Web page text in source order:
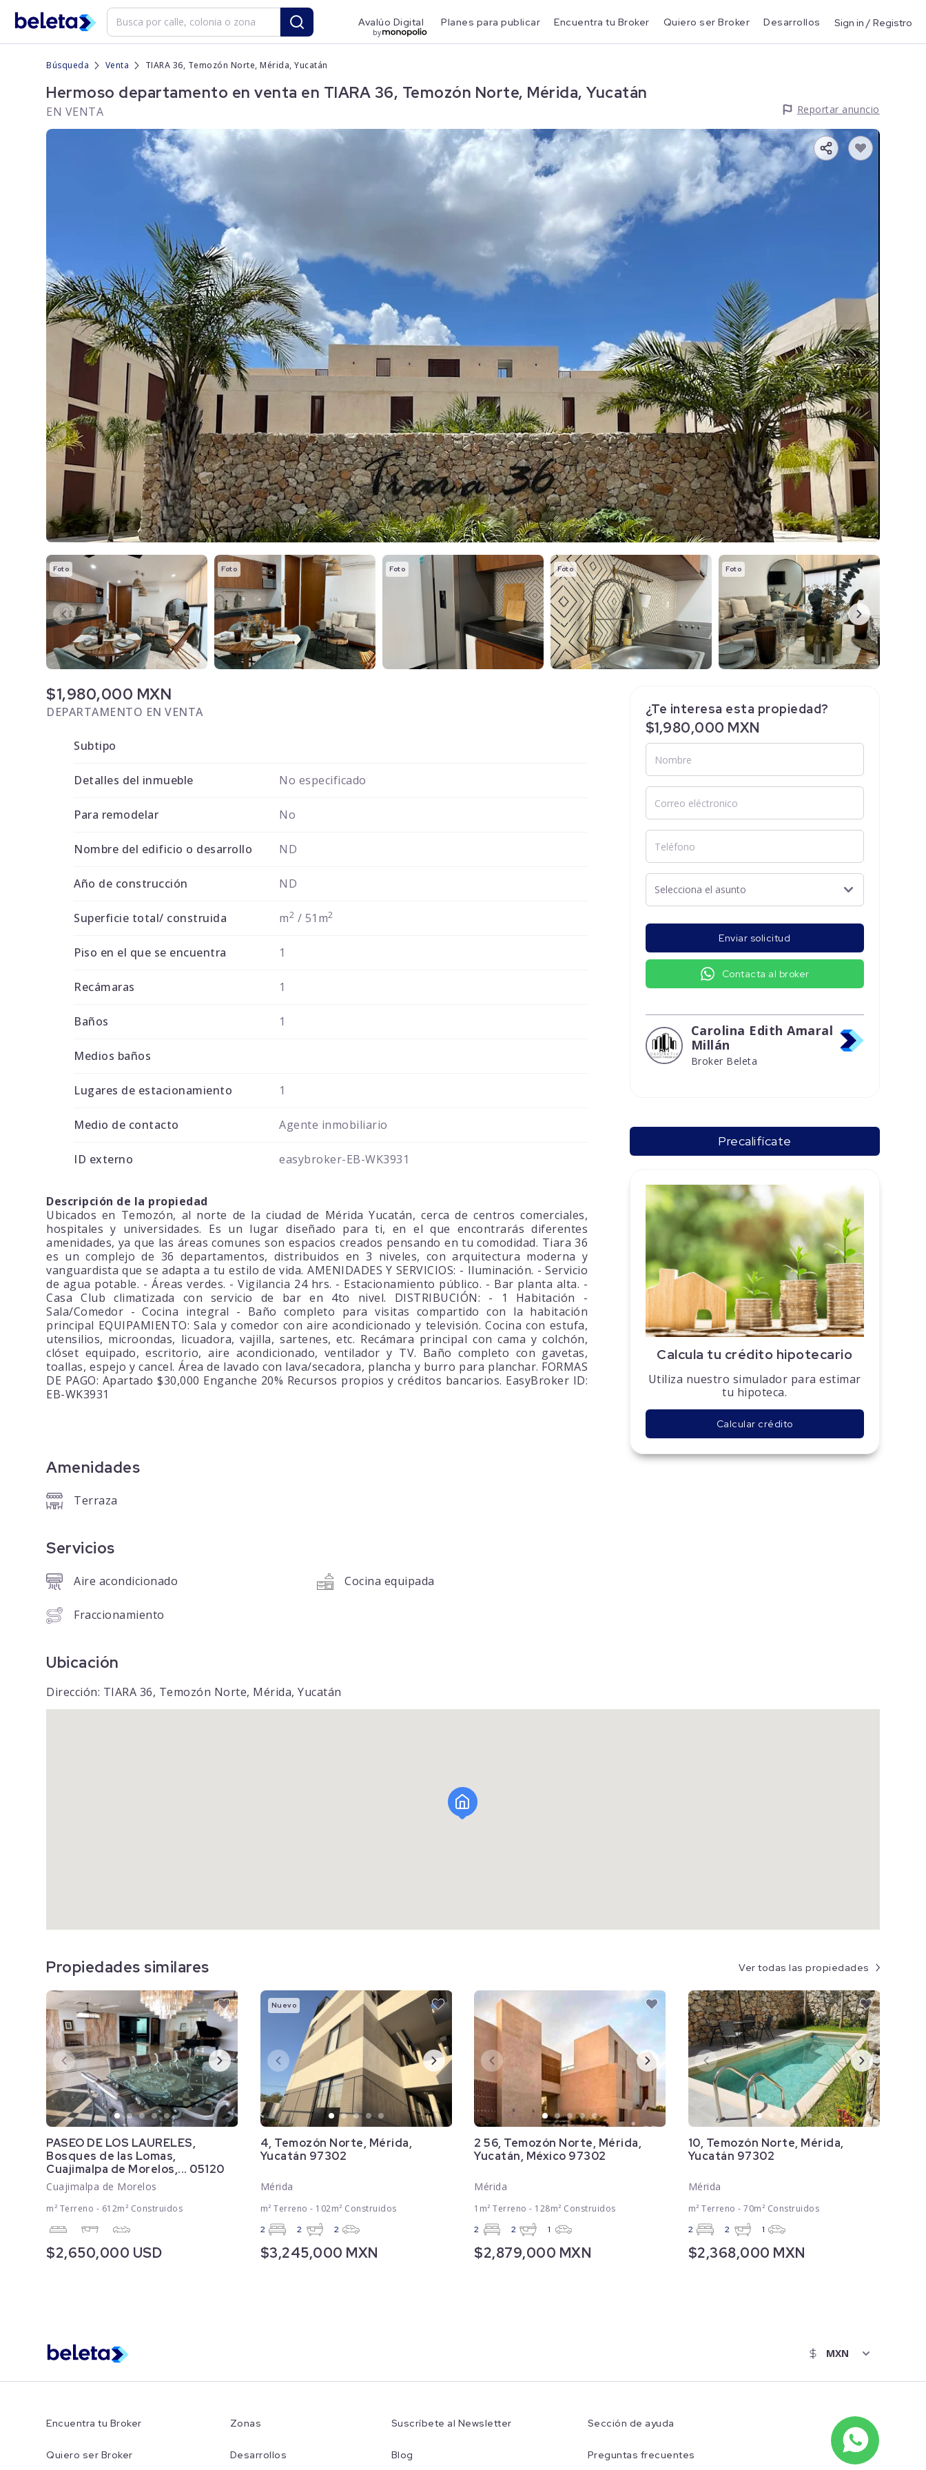
Avalúo Digital
by
Planes para publicar Encuentra tu Broker Quiero ser Broker Desarrollos Sign in / Registro
Búsqueda Venta TIARA 36, Temozón Norte, Mérida, Yucatán
Hermoso departamento en venta en TIARA 36, Temozón Norte, Mérida, Yucatán
EN VENTA Reportar anuncio
Foto Foto Foto Foto Foto
$1,980,000 MXN
DEPARTAMENTO EN VENTA
Subtipo
Detalles del inmueble No especificado
Para remodelar No
Nombre del edificio o desarrollo ND
Año de construcción ND
Superficie total/ construida m2 / 51m2
Piso en el que se encuentra 1
Recámaras 1
Baños 1
Medios baños
Lugares de estacionamiento 1
Medio de contacto Agente inmobiliario
ID externo easybroker-EB-WK3931
Descripción de la propiedad
Ubicados en Temozón, al norte de la ciudad de Mérida Yucatán, cerca de centros comerciales,
hospitales y universidades. Es un lugar diseñado para ti, en el que encontrarás diferentes
amenidades, ya que las áreas comunes son espacios creados pensando en tu comodidad. Tiara 36
es un complejo de 36 departamentos, distribuidos en 3 niveles, con arquitectura moderna y
vanguardista que se adapta a tu estilo de vida. AMENIDADES Y SERVICIOS: - Iluminación. - Servicio
de agua potable. - Áreas verdes. - Vigilancia 24 hrs. - Estacionamiento público. - Bar planta alta. -
Casa Club climatizada con servicio de bar en 4to nivel. DISTRIBUCIÓN: - 1 Habitación -
Sala/Comedor - Cocina integral - Baño completo para visitas compartido con la habitación
principal EQUIPAMIENTO: Sala y comedor con aire acondicionado y televisión. Cocina con estufa,
utensilios, microondas, licuadora, vajilla, sartenes, etc. Recámara principal con cama y colchón,
clóset equipado, escritorio, aire acondicionado, ventilador y TV. Baño completo con gavetas,
toallas, espejo y cancel. Área de lavado con lava/secadora, plancha y burro para planchar. FORMAS
DE PAGO: Apartado $30,000 Enganche 20% Recursos propios y créditos bancarios. EasyBroker ID:
EB-WK3931
¿Te interesa esta propiedad?
$1,980,000 MXN
Enviar solicitud
Contacta al broker
Carolina Edith Amaral
Millán
Broker Beleta
Precalifícate
Calcula tu crédito hipotecario
Utiliza nuestro simulador para estimar
tu hipoteca.
Calcular crédito
Amenidades
Terraza
Servicios
Aire acondicionado Cocina equipada
Fraccionamiento
Ubicación
Dirección: TIARA 36, Temozón Norte, Mérida, Yucatán
Propiedades similares
PASEO DE LOS LAURELES,
Bosques de las Lomas,
Cuajimalpa de Morelos,... 05120
Cuajimalpa de Morelos
m² Terreno - 612m² Construidos
$2,650,000 USD
4, Temozón Norte, Mérida,
Yucatán 97302
Mérida
m² Terreno - 102m² Construidos
2 2 2
$3,245,000 MXN
Nuevo
2 56, Temozón Norte, Mérida,
Yucatán, México 97302
Mérida
1m² Terreno - 128m² Construidos
2 2 1
$2,879,000 MXN
10, Temozón Norte, Mérida,
Yucatán 97302
Mérida
m² Terreno - 70m² Construidos
2 2 1
$2,368,000 MXN
Ver todas las propiedades
Encuentra tu Broker
Quiero ser Broker
Zonas
Desarrollos
Suscríbete al Newsletter
Blog
Sección de ayuda
Preguntas frecuentes